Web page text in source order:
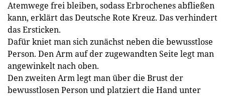
Atemwege frei bleiben, sodass Erbrochenes abfließen
kann, erklärt das Deutsche Rote Kreuz. Das verhindert
das Ersticken.
Dafür kniet man sich zunächst neben die bewusstlose
Person. Den Arm auf der zugewandten Seite legt man
angewinkelt nach oben.
Den zweiten Arm legt man über die Brust der
bewusstlosen Person und platziert die Hand unter